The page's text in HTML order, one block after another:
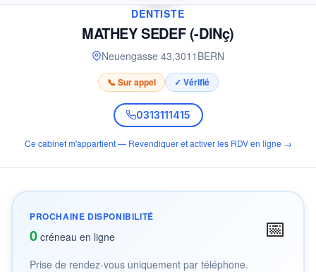
DENTISTE
MATHEY SEDEF (-DINç)
Neuengasse 43,3011 BERN
📞 Sur appel ✓ Vérifié
0313111415
Ce cabinet m'appartient — Revendiquer et activer les RDV en ligne →
PROCHAINE DISPONIBILITÉ
0 créneau en ligne 📅
Prise de rendez-vous uniquement par téléphone.